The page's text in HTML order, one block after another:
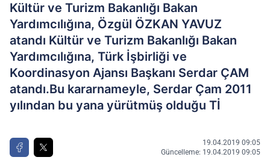
Kültür ve Turizm Bakanlığı Bakan
Yardımcılığına, Özgül ÖZKAN YAVUZ
atandı Kültür ve Turizm Bakanlığı Bakan
Yardımcılığına, Türk İşbirliği ve
Koordinasyon Ajansı Başkanı Serdar ÇAM
atandı.Bu kararnameyle, Serdar Çam 2011
yılından bu yana yürütmüş olduğu Tİ
19.04.2019 09:05
Güncelleme: 19.04.2019 09:05